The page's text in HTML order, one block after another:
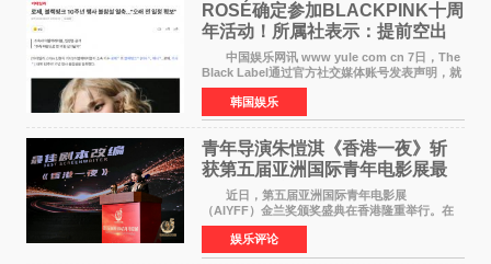
ROSÉ确定参加BLACKPINK十周
年活动！所属社表示：提前空出
了时间
中国娱乐网讯 www yule com cn 7日，The
Black Label通过官方社交媒体账号发表声明，就
近期网络上关于ROS&Eacute;个人行程及是否参
加BLACKPINK出道纪念活动的种种猜测作出正
式回应。 Th
韩国娱乐
青年导演朱愷淇《香港一夜》斩
获第五届亚洲国际青年电影展最
佳剧本改编奖
近日，第五届亚洲国际青年电影展
（AIYFF）金兰奖颁奖盛典在香港隆重举行。在
这场汇聚数百位海内外电影人、文化界人士及媒
体代表的亚洲青年影视盛会上，香港本土电影
《香港一夜》（Dawn in Ho
娱乐评论